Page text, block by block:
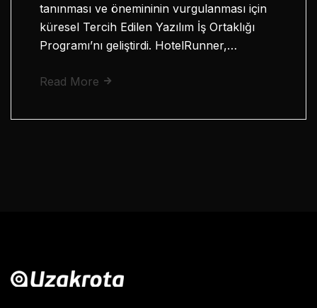
tanınması ve önemininin vurgulanması için
küresel Tercih Edilen Yazılım İş Ortaklığı
Programı’nı geliştirdi. HotelRunner,…
Read More